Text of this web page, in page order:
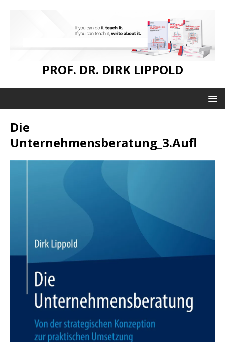
PROF. DR. DIRK LIPPOLD
Die
Unternehmensberatung_3.Aufl